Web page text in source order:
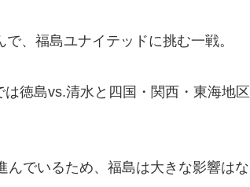
、福島ユナイテッドに挑む一戦。
徳島vs.清水と四国・関西・東海地区
でいるため、福島は大きな影響はな